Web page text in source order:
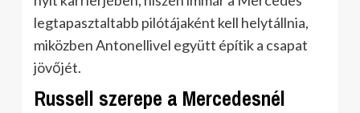
legtapasztaltabb pilótájaként kell helytállnia,
miközben Antonellivel együtt építik a csapat
jövőjét.
Russell szerepe a Mercedesnél